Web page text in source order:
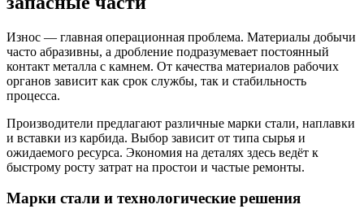
Износ — главная операционная проблема. Материалы добычи
часто абразивны, а дробление подразумевает постоянный
контакт металла с камнем. От качества материалов рабочих
органов зависит как срок службы, так и стабильность
процесса.
Производители предлагают различные марки стали, наплавки
и вставки из карбида. Выбор зависит от типа сырья и
ожидаемого ресурса. Экономия на деталях здесь ведёт к
быстрому росту затрат на простои и частые ремонты.
Марки стали и технологические решения